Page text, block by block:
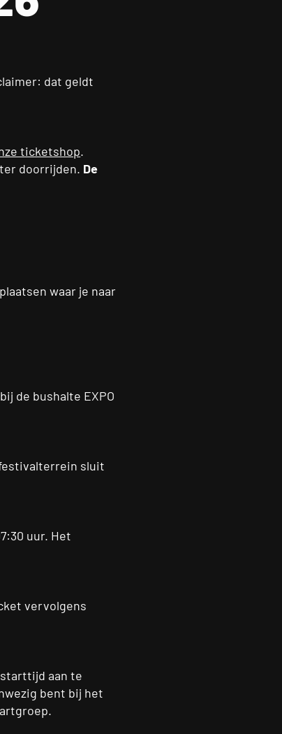
dat geldt
ticketshop.
doorrijden. De
waar je naar
de bushalte EXPO
festivalterrein sluit
uur. Het
vervolgens
aan te
bent bij het